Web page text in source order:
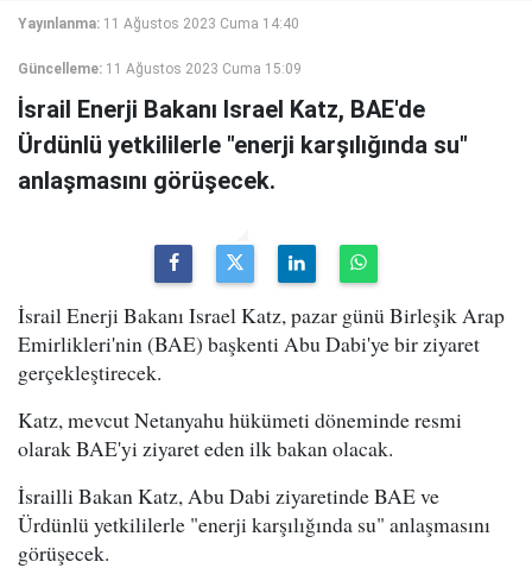
Yayınlanma: 11 Ağustos 2023 Cuma 14:40
Güncelleme: 11 Ağustos 2023 Cuma 15:09
İsrail Enerji Bakanı Israel Katz, BAE'de
Ürdünlü yetkililerle "enerji karşılığında su"
anlaşmasını görüşecek.
İsrail Enerji Bakanı Israel Katz, pazar günü Birleşik Arap
Emirlikleri'nin (BAE) başkenti Abu Dabi'ye bir ziyaret
gerçekleştirecek.
Katz, mevcut Netanyahu hükümeti döneminde resmi
olarak BAE'yi ziyaret eden ilk bakan olacak.
İsrailli Bakan Katz, Abu Dabi ziyaretinde BAE ve
Ürdünlü yetkililerle "enerji karşılığında su" anlaşmasını
görüşecek.